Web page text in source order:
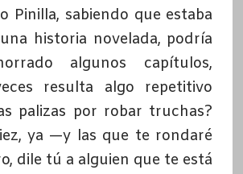
Pinilla, sabiendo que estaba
historia novelada, podría
algunos capítulos,
resulta algo repetitivo
palizas por robar truchas?
ya —y las que te rondaré
dile tú a alguien que te está